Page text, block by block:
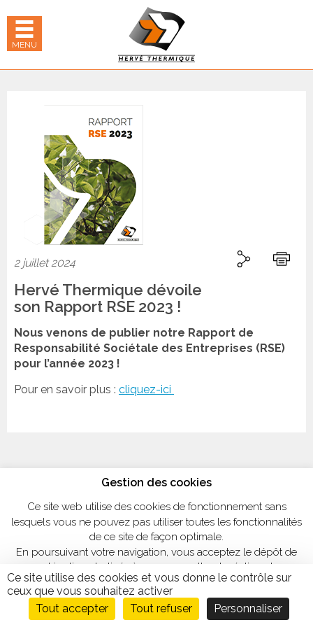
MENU
LE MENU MOBILE
Partager
Partager sur
2 juillet 2024
Hervé Thermique dévoile
son Rapport RSE 2023 !
Nous venons de publier notre Rapport de
Responsabilité Sociétale des Entreprises (RSE)
pour l’année 2023 !
Pour en savoir plus : cliquez-ici
Gestion des cookies
Ce site web utilise des cookies de fonctionnement sans
lesquels vous ne pouvez pas utiliser toutes les fonctionnalités
de ce site de façon optimale.
En poursuivant votre navigation, vous acceptez le dépôt de
cookies tiers destinés à nous permettre de réaliser des
statistiques de visites.
Personnaliser
OK, tout accepter
Panneau de gestion des cookies
Ce site utilise des cookies et vous donne le contrôle sur
ceux que vous souhaitez activer
Tout accepter
Tout refuser Personnaliser